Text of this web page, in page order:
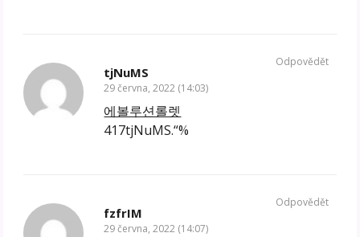
tjNuMS
29 června, 2022 (14:03)
에볼루션롤렛
417tjNuMS.“%
Odpovědět
fzfrIM
29 června, 2022 (14:07)
Odpovědět